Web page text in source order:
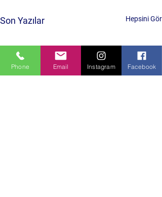
Son Yazılar Hepsini Gör
Phone Email Instagram Facebook